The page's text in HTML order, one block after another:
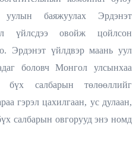
баяжуулах Эрдэнэт
үйлсдээ овойж цойлсон
Эрдэнэт үйлдвэр маань уул
боловч Монгол улсынхаа
бүх салбарын төлөөллийг
гэрэл цахилгаан, ус дулаан,
салбарын овгорууд энэ номд